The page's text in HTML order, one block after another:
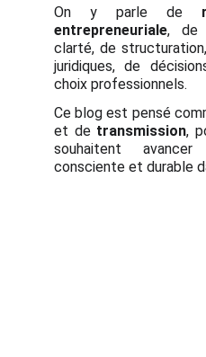
On y parle de
entrepreneuriale, de
clarté, de
juridiques, de
choix professionnels.
Ce blog est pensé
et de transmission,
souhaitent
consciente et durable